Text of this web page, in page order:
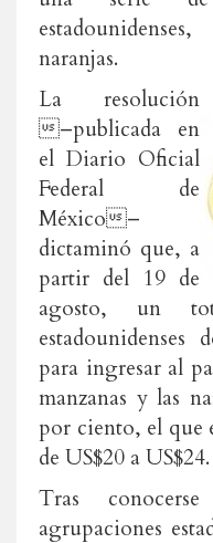
naranjas.
La resolución
–publicada en
el Diario Oficial
Federal de
México–
dictaminó que, a
partir del 19 de
agosto, un
estadounidenses
para ingresar al
manzanas y las
por ciento, el que
de US$20 a US$24.
Tras
agrupaciones